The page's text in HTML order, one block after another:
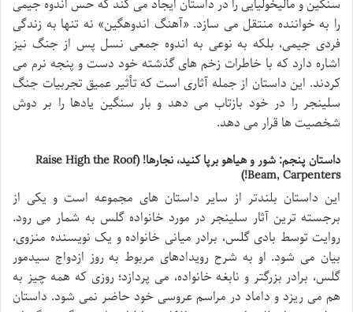
سنگین و مالیخولیایی را در داستان ایجاد می کند که حس اندوه جیمی
را به خواننده منتقل می سازد. «آهنگ اندوهگین» نه تنها به زندگی
فردی جیمی، بلکه به نوعی به اندوه جمعی نسل پس از جنگ نیز
اشاره دارد که با خاطرات زخم های گذشته خود دست و پنجه نرم می
کردند. این داستان از جمله آثاری است که تأثیر عمیق تجربیات جنگ
سلینجر را در خود بازتاب می دهد و بار سنگین یادها را بر دوش
شخصیت ها قرار می دهد.
داستان پنجم: شور و هیاهو برپا کنید، نجارها! (Raise High the Roof
Beam, Carpenters!)
این داستان بلندتر از سایر داستان های مجموعه است و یکی از
برجسته ترین آثار سلینجر در مورد خانواده گلس به شمار می رود.
روایت توسط بادی گلس، برادر میانی خانواده و یک نویسنده منزوی،
بیان می شود. او به شرح رویدادهای مربوط به روز ازدواج سیدمور
گلس، برادر بزرگتر و نابغه خانواده، می پردازد؛ روزی که همه چیز به
هم می ریزد و داماد در مراسم عروسی خود حاضر نمی شود. داستان